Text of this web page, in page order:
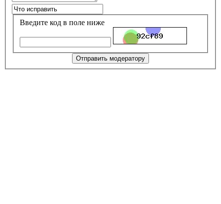
Введите код в поле ниже
Отправить модератору